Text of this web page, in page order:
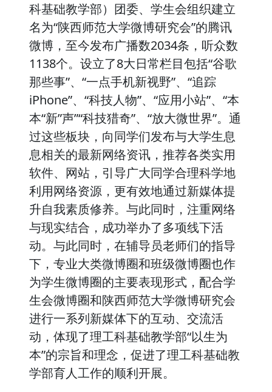
科基础教学部）团委、学生会组织建立
名为“陕西师范大学微博研究会”的腾讯
微博，至今发布广播数2034条，听众数
1138个。设立了8大日常栏目包括“谷歌
那些事”、“一点手机新视野”、“追踪
iPhone”、“科技人物”、“应用小站”、“本
本“新”声”“科技猎奇”、“放大微世界”。通
过这些板块，向同学们发布与大学生息
息相关的最新网络资讯，推荐各类实用
软件、网站，引导广大同学合理科学地
利用网络资源，更有效地通过新媒体提
升自我素质修养。与此同时，注重网络
与现实结合，成功举办了多项线下活
动。与此同时，在辅导员老师们的指导
下，专业大类微博圈和班级微博圈也作
为学生微博圈的主要表现形式，配合学
生会微博圈和陕西师范大学微博研究会
进行一系列新媒体下的互动、交流活
动，体现了理工科基础教学部“以生为
本”的宗旨和理念，促进了理工科基础教
学部育人工作的顺利开展。